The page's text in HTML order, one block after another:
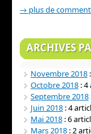
→ plus de
ARCHIVES
Novembre 2018
Octobre 2018 : 4
Septembre 2018
Juin 2018 : 4
Mai 2018 : 6
Mars 2018 : 2